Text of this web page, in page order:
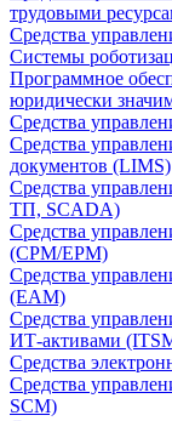
трудовыми
Средства
Системы
Программное
юридически
Средства
Средства
документов (LIMS)
Средства
ТП, SCADA)
Средства
(CPM/EPM)
Средства
(EAM)
Средства
ИТ-активами
Средства
Средства
SCM)